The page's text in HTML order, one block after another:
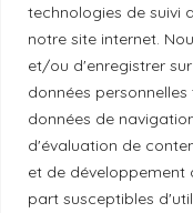
technologies de suivi
notre site internet.
et/ou d'enregistrer
données
données de
d'évaluation de
et de développement
part susceptibles
Liens utiles
Mentions légales
Politique de